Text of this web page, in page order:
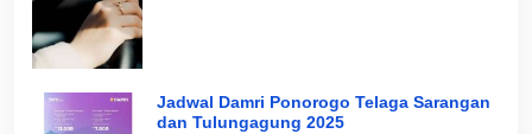
Jadwal Damri Ponorogo Telaga Sarangan
dan Tulungagung 2025